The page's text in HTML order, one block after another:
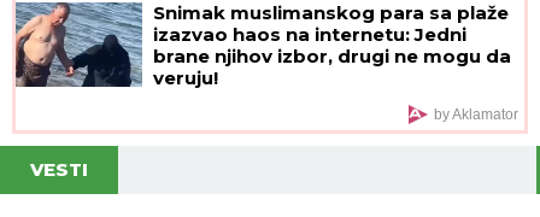
Snimak muslimanskog para sa plaže
izazvao haos na internetu: Jedni
brane njihov izbor, drugi ne mogu da
veruju!
by Aklamator
VESTI